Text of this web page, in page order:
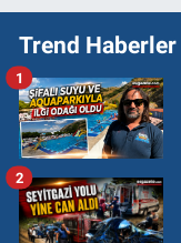
Trend Haberler
1
2